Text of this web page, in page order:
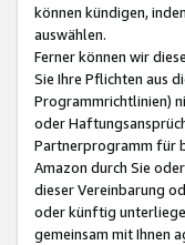
können kündigen,
auswählen.
Ferner können wir
Sie Ihre Pflichten aus
Programmrichtlinien)
oder
Partnerprogramm für
Amazon durch Sie
dieser Vereinbarung
oder künftig
gemeinsam mit Ihnen